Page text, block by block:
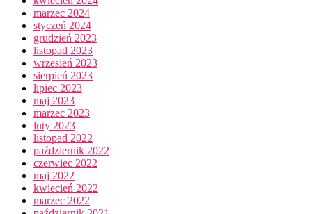
marzec 2024
styczeń 2024
grudzień 2023
listopad 2023
wrzesień 2023
sierpień 2023
lipiec 2023
maj 2023
marzec 2023
luty 2023
listopad 2022
październik 2022
czerwiec 2022
maj 2022
kwiecień 2022
marzec 2022